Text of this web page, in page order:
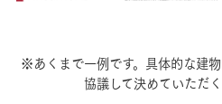
※あくまで一例です。具体的な建
協議して決めていただ